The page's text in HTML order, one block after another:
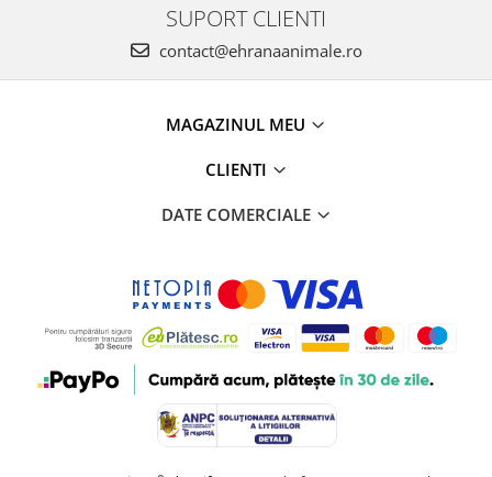
SUPORT CLIENTI
contact@ehranaanimale.ro
MAGAZINUL MEU
CLIENTI
DATE COMERCIALE